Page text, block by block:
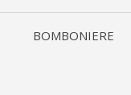
BOMBONIERE